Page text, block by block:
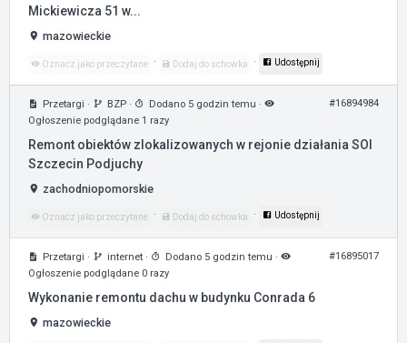
Mickiewicza 51 w...
mazowieckie
Oznacz jako przeczytane · Dodaj do schowka · Udostępnij
Przetargi · BZP · Dodano 5 godzin temu ·
Ogłoszenie podglądane 1 razy
#16894984
Remont obiektów zlokalizowanych w rejonie działania SOI
Szczecin Podjuchy
zachodniopomorskie
Oznacz jako przeczytane · Dodaj do schowka · Udostępnij
Przetargi · internet · Dodano 5 godzin temu ·
Ogłoszenie podglądane 0 razy
#16895017
Wykonanie remontu dachu w budynku Conrada 6
mazowieckie